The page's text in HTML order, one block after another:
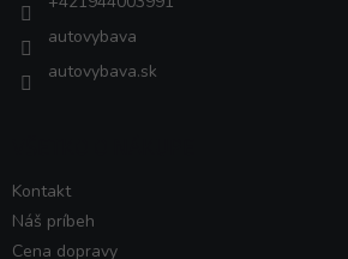
autovybava
autovybava.sk
Kontakt
Náš príbeh
Cena dopravy